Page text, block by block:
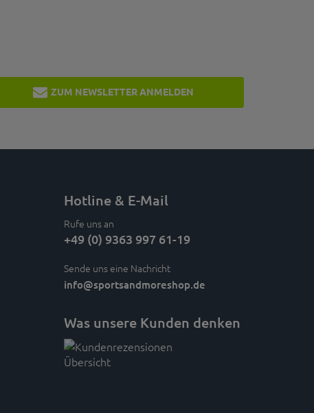
ZUM NEWSLETTER ANMELDEN
Hotline & E-Mail
Rufe uns an
+49 (0) 9363 997 61-19
Sende uns eine Nachricht
info@sportsandmoreshop.de
Was unsere Kunden denken